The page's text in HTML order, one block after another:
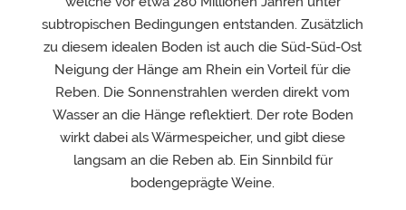
subtropischen Bedingungen entstanden. Zusätzlich
zu diesem idealen Boden ist auch die Süd-Süd-Ost
Neigung der Hänge am Rhein ein Vorteil für die
Reben. Die Sonnenstrahlen werden direkt vom
Wasser an die Hänge reflektiert. Der rote Boden
wirkt dabei als Wärmespeicher, und gibt diese
langsam an die Reben ab. Ein Sinnbild für
bodengeprägte Weine.